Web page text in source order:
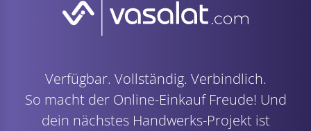
Verfügbar. Vollständig. Verbindlich.
So macht der Online-Einkauf Freude! Und
dein nächstes Handwerks-Projekt ist